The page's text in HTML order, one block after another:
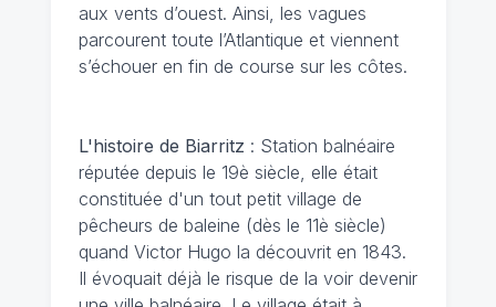
aux vents d’ouest. Ainsi, les vagues
parcourent toute l’Atlantique et viennent
s’échouer en fin de course sur les côtes.
L'histoire de Biarritz : Station balnéaire
réputée depuis le 19è siècle, elle était
constituée d'un tout petit village de
pêcheurs de baleine (dès le 11è siècle)
quand Victor Hugo la découvrit en 1843.
Il évoquait déjà le risque de la voir devenir